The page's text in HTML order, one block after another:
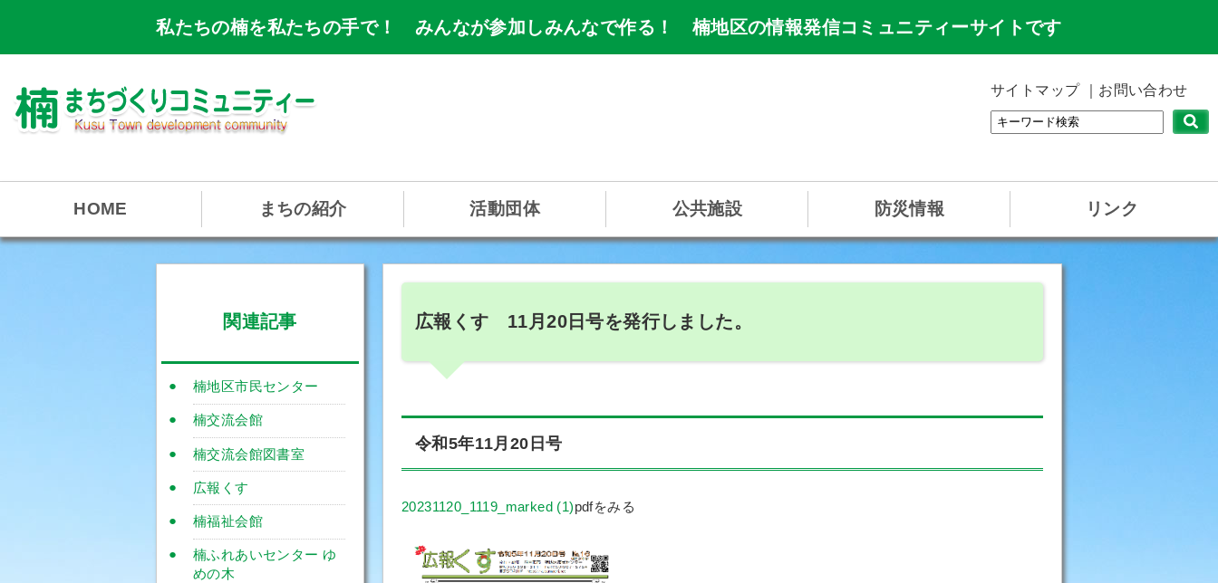
私たちの楠を私たちの手で！ みんなが参加しみんなで作る！ 楠地区の情報発信コミュニティーサイトです
サイトマップ お問い合わせ
HOME まちの紹介 活動団体 公共施設 防災情報 リンク
広報くす 11月20日号を発行しました。
令和5年11月20日号
20231120_1119_marked (1)pdfをみる
関連記事
楠地区市民センター
楠交流会館
楠交流会館図書室
広報くす
楠福祉会館
楠ふれあいセンター ゆ
めの木